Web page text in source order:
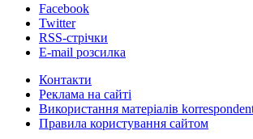
Facebook
Twitter
RSS-стрічки
E-mail розсилка
Контакти
Реклама на сайті
Використання матеріалів
Правила користування сайтом